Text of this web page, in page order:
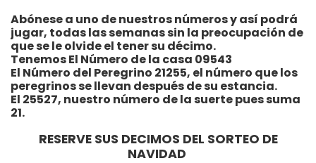
Abónese a uno de nuestros números y así podrá
jugar, todas las semanas sin la preocupación de
que se le olvide el tener su décimo.
Tenemos El Número de la casa 09543
El Número del Peregrino 21255, el número que los
peregrinos se llevan después de su estancia.
El 25527, nuestro número de la suerte pues suma
21.
RESERVE SUS DECIMOS DEL SORTEO DE
NAVIDAD